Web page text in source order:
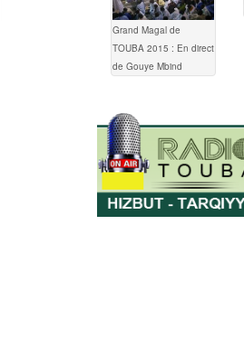
Grand Magal de
TOUBA 2015 : En direct
de Gouye Mbind